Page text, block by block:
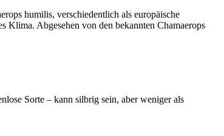
humilis, verschiedentlich als europäische
Klima. Abgesehen von den bekannten Chamaerops
Sorte – kann silbrig sein, aber weniger als